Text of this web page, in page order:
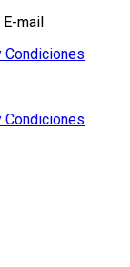
mail
Condiciones
Condiciones